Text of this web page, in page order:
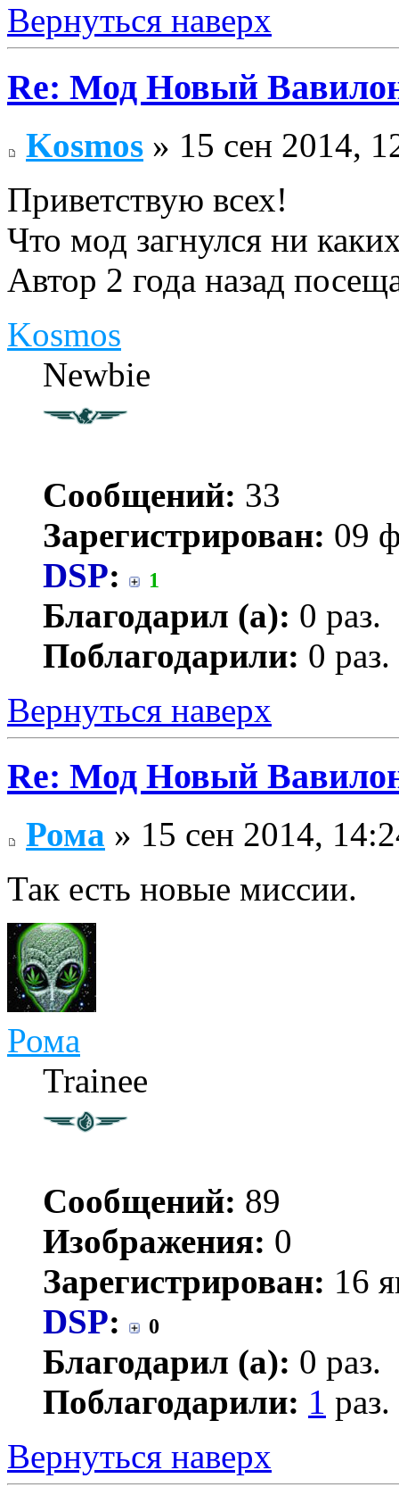
Вернуться наверх
Re: Мод Новый
Kosmos » 15 сен 2014,
Приветствую всех!
Что мод загнулся ни
Автор 2 года назад
Kosmos
Newbie
Сообщений: 33
Зарегистрирован: 09
DSP: 1
Благодарил (а): 0 раз.
Поблагодарили: 0 раз.
Вернуться наверх
Re: Мод Новый
Рома » 15 сен 2014,
Так есть новые миссии.
Рома
Trainee
Сообщений: 89
Изображения: 0
Зарегистрирован: 16
DSP: 0
Благодарил (а): 0 раз.
Поблагодарили: 1 раз.
Вернуться наверх